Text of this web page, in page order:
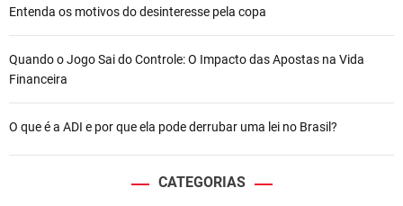
Entenda os motivos do desinteresse pela copa
Quando o Jogo Sai do Controle: O Impacto das Apostas na Vida
Financeira
O que é a ADI e por que ela pode derrubar uma lei no Brasil?
CATEGORIAS